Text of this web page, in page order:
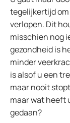
tegelijkertijd
verlopen. Dit
misschien nog
gezondheid is
minder
is alsof u een
maar nooit
maar wat heeft
gedaan?